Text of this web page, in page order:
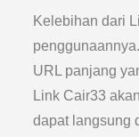
Kelebihan dari
URL panjang
Link Cair33
dapat langsung